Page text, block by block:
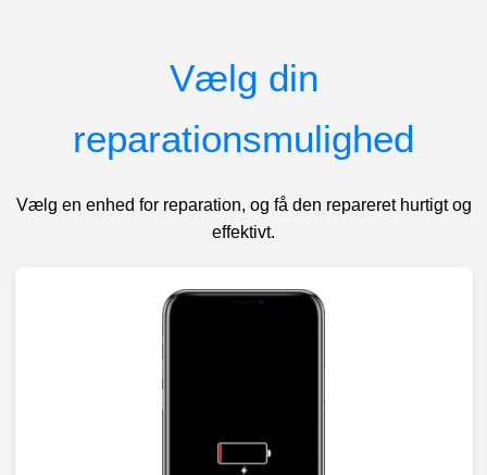
Vælg din
reparationsmulighed
Vælg en enhed for reparation, og få den repareret hurtigt og
effektivt.